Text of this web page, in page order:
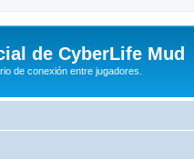
de CyberLife Mud
de conexión entre jugadores.